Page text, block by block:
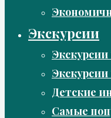
Экскурсии
Детские
Самые